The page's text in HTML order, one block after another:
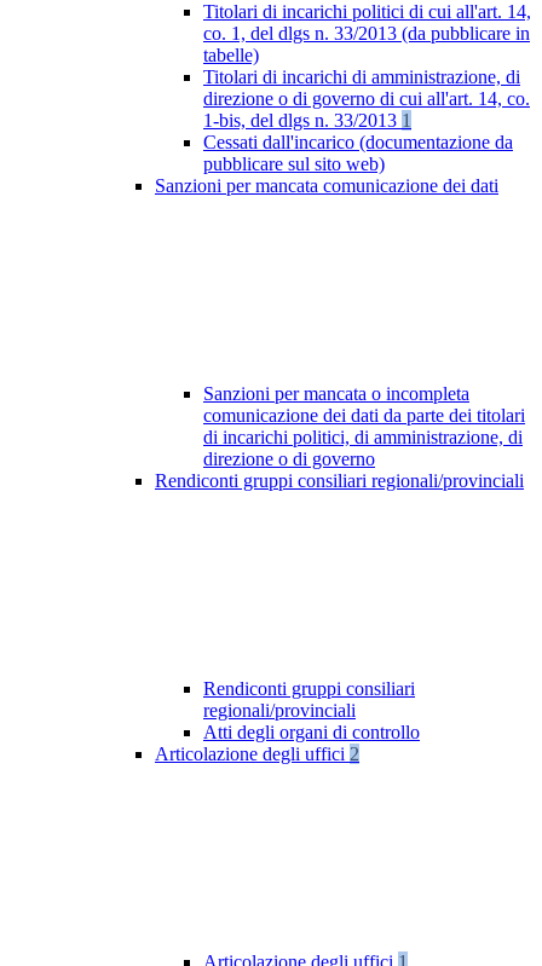
Titolari di incarichi politici di cui all'art. 14,
co. 1, del dlgs n. 33/2013 (da pubblicare in
tabelle)
Titolari di incarichi di amministrazione, di
direzione o di governo di cui all'art. 14, co.
1-bis, del dlgs n. 33/2013 1
Cessati dall'incarico (documentazione da
pubblicare sul sito web)
Sanzioni per mancata comunicazione dei dati
Sanzioni per mancata o incompleta
comunicazione dei dati da parte dei titolari
di incarichi politici, di amministrazione, di
direzione o di governo
Rendiconti gruppi consiliari regionali/provinciali
Rendiconti gruppi consiliari
regionali/provinciali
Atti degli organi di controllo
Articolazione degli uffici 2